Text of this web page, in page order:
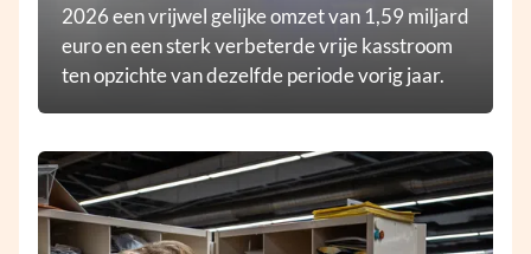
2026 een vrijwel gelijke omzet van 1,59 miljard
euro en een sterk verbeterde vrije kasstroom
ten opzichte van dezelfde periode vorig jaar.